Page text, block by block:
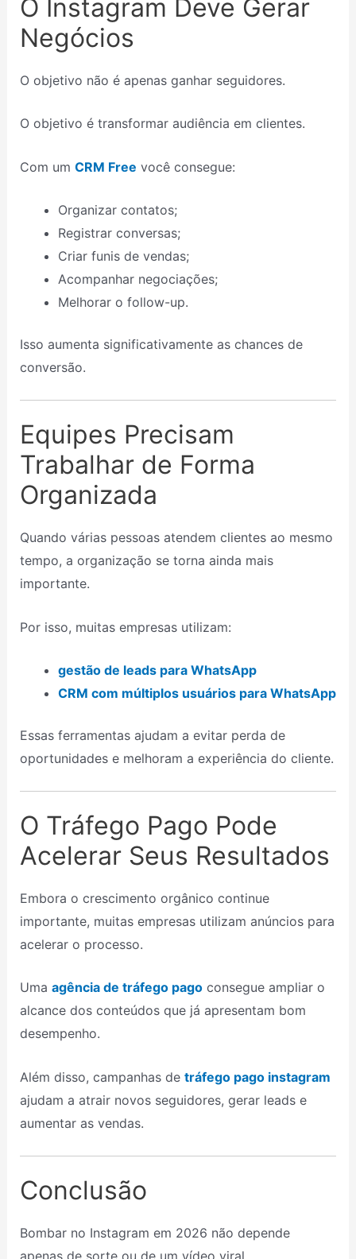
O Instagram Deve Gerar
Negócios
O objetivo não é apenas ganhar seguidores.
O objetivo é transformar audiência em clientes.
Com um CRM Free você consegue:
Organizar contatos;
Registrar conversas;
Criar funis de vendas;
Acompanhar negociações;
Melhorar o follow-up.
Isso aumenta significativamente as chances de
conversão.
Equipes Precisam
Trabalhar de Forma
Organizada
Quando várias pessoas atendem clientes ao mesmo
tempo, a organização se torna ainda mais
importante.
Por isso, muitas empresas utilizam:
gestão de leads para WhatsApp
CRM com múltiplos usuários para WhatsApp
Essas ferramentas ajudam a evitar perda de
oportunidades e melhoram a experiência do cliente.
O Tráfego Pago Pode
Acelerar Seus Resultados
Embora o crescimento orgânico continue
importante, muitas empresas utilizam anúncios para
acelerar o processo.
Uma agência de tráfego pagoconsegue ampliar o
alcance dos conteúdos que já apresentam bom
desempenho.
Além disso, campanhas de tráfego pago instagram
ajudam a atrair novos seguidores, gerar leads e
aumentar as vendas.
Conclusão
Bombar no Instagram em 2026 não depende
apenas de sorte ou de um vídeo viral.